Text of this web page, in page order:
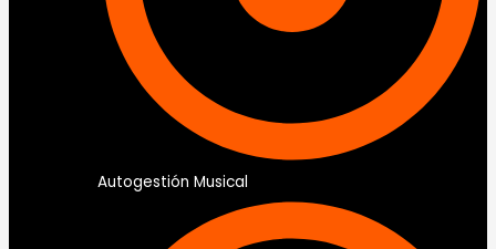
Autogestión Musical